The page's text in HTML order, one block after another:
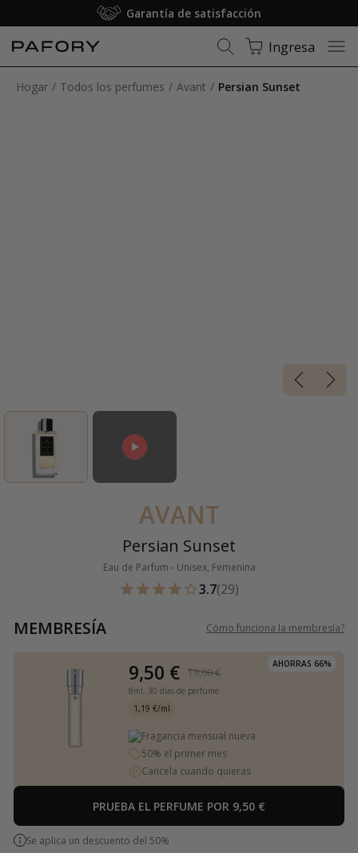
Garantía de satisfacción
Ingresa
Hogar Todos los perfumes Avant Persian Sunset
AVANT
Persian Sunset
Eau de Parfum - Unisex, Femenina
3.7(29)
MEMBRESÍA Cómo funciona la membresía?
AHORRAS 66%
9,50 € 19,00 €
8ml, 30 días de perfume
1,19 €/ml
Fragancia mensual nueva
50% el primer mes
Cancela cuando quieras
PRUEBA EL PERFUME POR 9,50 €
Se aplica un descuento del 50%